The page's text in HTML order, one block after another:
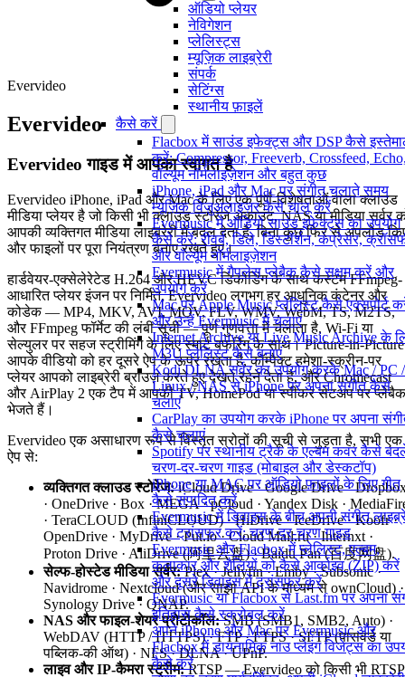
ऑडियो प्लेयर
नेविगेशन
प्लेलिस्ट्स
म्यूज़िक लाइब्रेरी
संपर्क
सेटिंग्स
स्थानीय फ़ाइलें
कैसे करें
Flacbox में साउंड इफेक्ट्स और DSP कैसे
करें: Compressor, Freeverb, Crossfeed,
वॉल्यूम नॉर्मलाइज़ेशन और बहुत कुछ
iPhone, iPad और Mac पर संगीत चलाते समय
म्यूज़िक विज़ुअलाइज़र कैसे चालू करें
Evermusic में ऑडियो साउंड इफ़ेक्ट्स का उपयोग
कैसे करें: रीवर्ब, डिले, डिस्टॉर्शन, कंप्रेसर,
और वॉल्यूम नॉर्मलाइज़ेशन
Evermusic में गैपलेस प्लेबैक कैसे सक्षम करें और
उपयोग करें
Mac पर Apple Music प्लेलिस्ट कैसे एक्सपोर्ट
और उन्हें Evermusic में चलाएं
Internet Archive या Live Music Archive के
M3U प्लेलिस्ट कैसे बनाएं
Kodi DLNA सर्वर का उपयोग करके Mac / PC /
Linux / NAS से iPhone पर अपना संगीत कैसे
चलाएं
CarPlay का उपयोग करके iPhone पर अपना
कैसे चलाएं
Spotify पर स्थानीय ट्रैक के एल्बम कवर कैसे
चरण-दर-चरण गाइड (मोबाइल और डेस्कटॉप)
iPhone या MAC पर ऑडियो फ़ाइलों के लिए गीत
कैसे संपादित करें
Evermusic में डिवाइस के बीच अपनी संगीत
कैसे ट्रांसफर करें: चरण-दर-चरण गाइड
Evermusic और Flacbox में प्लेलिस्ट, एल्बम,
कलाकार और शैलियों को कैसे आर्काइव (ZIP) करें
और दूसरे डिवाइस में ट्रांसफर करें
Evermusic या Flacbox से Last.fm पर अपना
इतिहास कैसे स्क्रोबल करें
अपने iPhone और Mac पर Evermusic और
Flacbox में डायनामिक नाउ प्लेइंग विजेट्स का
कैसे करें
Evervideo
Evervideo
Evervideo गाइड में आपका स्वागत है
Evervideo iPhone, iPad और Mac के लिए एक पूर्ण-विशेषताओं वाला क्लाउड
मीडिया प्लेयर है जो किसी भी क्लाउड स्टोरेज अकाउंट, NAS या मीडिया सर्वर
आपकी व्यक्तिगत मीडिया लाइब्रेरी में बदल देता है, बिना कुछ फिर से अपलोड
और फाइलों पर पूरा नियंत्रण बनाए रखते हुए।
हार्डवेयर-एक्सेलेरेटेड H.264 और HEVC डिकोडिंग के साथ कस्टम FFmpeg-
आधारित प्लेयर इंजन पर निर्मित, Evervideo लगभग हर आधुनिक कंटेनर और
कोडेक — MP4, MKV, AVI, MOV, FLV, WMV, WebM, TS, M2TS,
और FFmpeg फॉर्मेट की लंबी सूची — पूर्ण गुणवत्ता में चलाता है, Wi-Fi या
सेल्युलर पर सहज स्ट्रीमिंग के लिए स्मार्ट बफरिंग के साथ। Picture-in-Picture
आपके वीडियो को हर दूसरे ऐप के ऊपर रखता है, कॉम्पैक्ट हमेशा-स्क्रीन-पर
प्लेयर आपको लाइब्रेरी ब्राउज़ करते हुए देखते रहने देता है, और Chromecast
और AirPlay 2 एक टैप में आपकी TV, HomePod या स्पीकर सेटअप पर प्लेबैक
भेजते हैं।
Evervideo एक असाधारण रूप से विस्तृत स्रोतों की सूची से जुड़ता है, सभी एक
ऐप से:
व्यक्तिगत क्लाउड स्टोरेज:iCloud Drive · Google Drive ·
· OneDrive · Box · MEGA · pCloud · Yandex Disk ·
· TeraCLOUD (InfiniCLOUD) · HiDrive · IceDrive · Koofr ·
OpenDrive · MyDrive · Put.io · Cloud Mail.ru · Internxt ·
Proton Drive · AliDrive (阿里云盘) · Baidu Pan (百度网盘).
सेल्फ-होस्टेड मीडिया सर्वर:Plex · Jellyfin · Emby · Subsonic ·
Navidrome · Nextcloud (और साझा API के माध्यम से ownCloud) ·
Synology Drive · QNAP.
NAS और फाइल-शेयर प्रोटोकॉल:SMB (SMB1, SMB2, Auto) ·
WebDAV (HTTP / HTTPS) · FTP · FTPS · SFTP (पासवर्ड या
पब्लिक-की ऑथ) · NFS · DLNA · UPnP.
लाइव और IP-कैमरा स्ट्रीम:RTSP — Evervideo को किसी भी RTSP